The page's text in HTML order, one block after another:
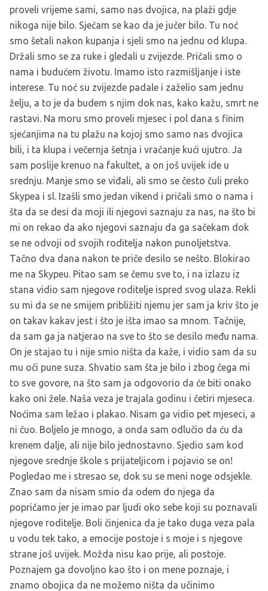
proveli vrijeme sami, samo nas dvojica, na plaži gdje
nikoga nije bilo. Sjećam se kao da je jučer bilo. Tu noć
smo šetali nakon kupanja i sjeli smo na jednu od klupa.
Držali smo se za ruke i gledali u zvijezde. Pričali smo o
nama i budućem životu. Imamo isto razmišljanje i iste
interese. Tu noć su zvijezde padale i zaželio sam jednu
želju, a to je da budem s njim dok nas, kako kažu, smrt ne
rastavi. Na moru smo proveli mjesec i pol dana s finim
sjećanjima na tu plažu na kojoj smo samo nas dvojica
bili, i ta klupa i večernja šetnja i vraćanje kući ujutro. Ja
sam poslije krenuo na fakultet, a on još uvijek ide u
srednju. Manje smo se viđali, ali smo se često čuli preko
Skypea i sl. Izašli smo jedan vikend i pričali smo o nama i
šta da se desi da moji ili njegovi saznaju za nas, na što bi
mi on rekao da ako njegovi saznaju da ga sačekam dok
se ne odvoji od svojih roditelja nakon punoljetstva.
Tačno dva dana nakon te priče desilo se nešto. Blokirao
me na Skypeu. Pitao sam se čemu sve to, i na izlazu iz
stana vidio sam njegove roditelje ispred svog ulaza. Rekli
su mi da se ne smijem približiti njemu jer sam ja kriv što je
on takav kakav jest i što je išta imao sa mnom. Tačnije,
da sam ga ja natjerao na sve to što se desilo među nama.
On je stajao tu i nije smio ništa da kaže, i vidio sam da su
mu oči pune suza. Shvatio sam šta je bilo i zbog čega mi
to sve govore, na što sam ja odgovorio da će biti onako
kako oni žele. Naša veza je trajala godinu i četiri mjeseca.
Noćima sam ležao i plakao. Nisam ga vidio pet mjeseci, a
ni čuo. Boljelo je mnogo, a onda sam odlučio da ću da
krenem dalje, ali nije bilo jednostavno. Sjedio sam kod
njegove srednje škole s prijateljicom i pojavio se on!
Pogledao me i stresao se, dok su se meni noge odsjekle.
Znao sam da nisam smio da odem do njega da
popričamo jer je imao par ljudi oko sebe koji su poznavali
njegove roditelje. Boli činjenica da je tako duga veza pala
u vodu tek tako, a emocije postoje i s moje i s njegove
strane još uvijek. Možda nisu kao prije, ali postoje.
Poznajem ga dovoljno kao što i on mene poznaje, i
znamo obojica da ne možemo ništa da učinimo